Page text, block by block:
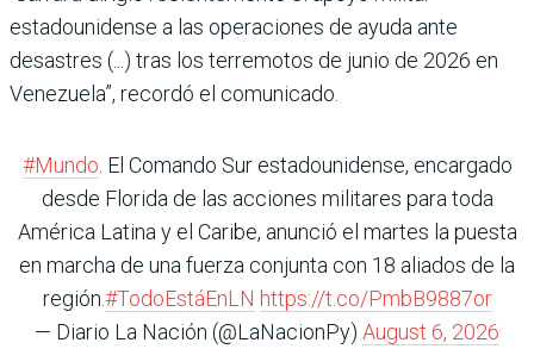
estadounidense a las operaciones de ayuda ante
desastres (...) tras los terremotos de junio de 2026 en
Venezuela”, recordó el comunicado.
#Mundo. El Comando Sur estadounidense, encargado
desde Florida de las acciones militares para toda
América Latina y el Caribe, anunció el martes la puesta
en marcha de una fuerza conjunta con 18 aliados de la
región.#TodoEstáEnLN https://t.co/PmbB9887or
— Diario La Nación (@LaNacionPy) August 6, 2026